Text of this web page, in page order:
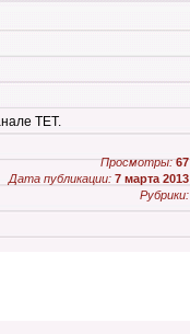
ТЕТ.
Просмотры: 67
Дата публикации: 7 марта 2013
Рубрики: